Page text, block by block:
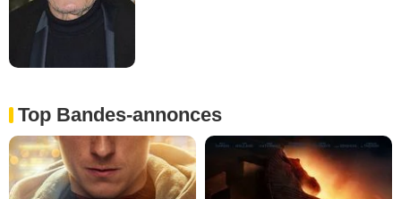
Top Bandes-annonces